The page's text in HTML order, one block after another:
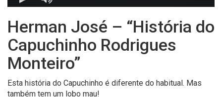
Herman José – “História do
Capuchinho Rodrigues
Monteiro”
Esta história do Capuchinho é diferente do habitual. Mas
também tem um lobo mau!